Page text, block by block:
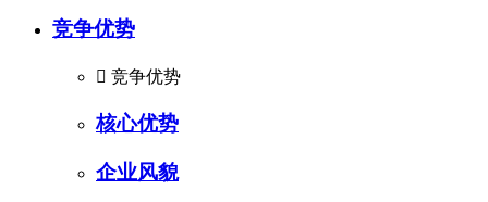
竞争优势
 竞争优势
核心优势
企业风貌